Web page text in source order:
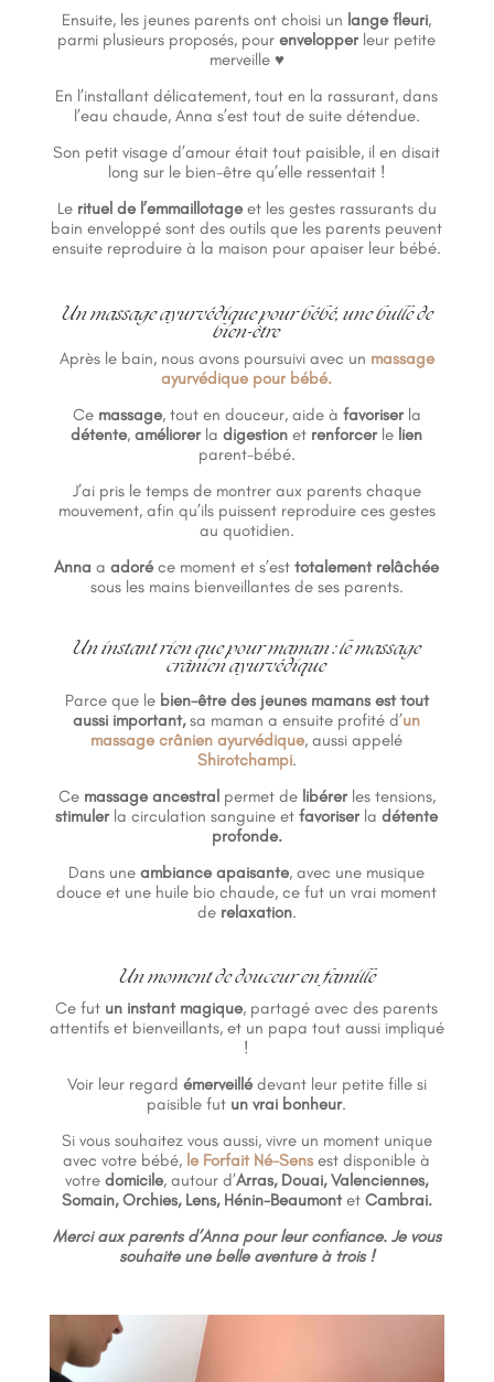
Ensuite, les jeunes parents ont choisi un lange fleuri,
parmi plusieurs proposés, pourenvelopper leur petite
merveille ♥
En l’installant délicatement, tout en la rassurant, dans
l’eau chaude, Anna s’est tout de suite détendue.
Son petit visage d’amour était tout paisible, il en disait
long sur le bien-être qu’elle ressentait !
Le rituel de l’emmaillotageet les gestes rassurants du
bain enveloppé sont des outils que les parents peuvent
ensuite reproduire à la maison pour apaiser leur bébé.
Un massage ayurvédique pour bébé, une bulle de
bien-être
Après le bain, nous avons poursuivi avec un massage
ayurvédique pour bébé.
Ce massage, tout en douceur, aide à favoriserla
détente,améliorer ladigestion et renforcer le lien
parent-bébé.
J’ai pris le temps de montrer aux parents chaque
mouvement, afin qu’ils puissent reproduire ces gestes
au quotidien.
Anna aadoréce moment et s’esttotalement relâchée
sous les mains bienveillantes de ses parents.
Un instant rien que pour maman : le massage
crânien ayurvédique
Parce que le bien-être des jeunes mamans est tout
aussi important,sa maman a ensuite profité d’un
massage crânien ayurvédique, aussi appelé
Shirotchampi.
Ce massage ancestral permet de libérerles tensions,
stimuler la circulation sanguine etfavoriser ladétente
profonde.
Dans uneambiance apaisante, avec une musique
douce et une huile bio chaude, ce fut un vrai moment
de relaxation.
Un moment de douceur en famille
Ce fut un instant magique, partagé avec des parents
attentifs et bienveillants, et un papa tout aussi impliqué
!
Voir leur regard émerveillédevant leur petite fille si
paisible fut un vrai bonheur.
Si vous souhaitez vous aussi, vivre un moment unique
avec votre bébé, le Forfait Né-Sens est disponible à
votredomicile, autour d’Arras, Douai, Valenciennes,
Somain, Orchies, Lens, Hénin-Beaumontet Cambrai.
Merci aux parents d’Anna pour leur confiance. Je vous
souhaite une belle aventure à trois !